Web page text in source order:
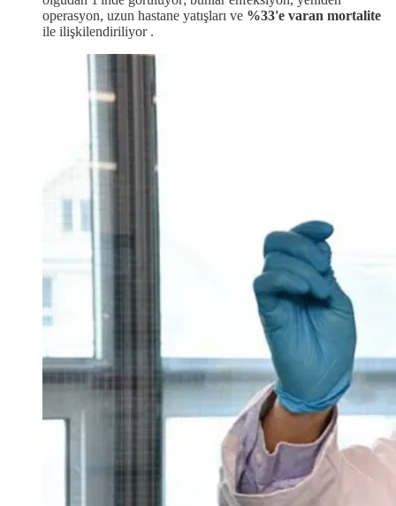
operasyon, uzun hastane yatışları ve %33'e varan mortalite
ile ilişkilendiriliyor .